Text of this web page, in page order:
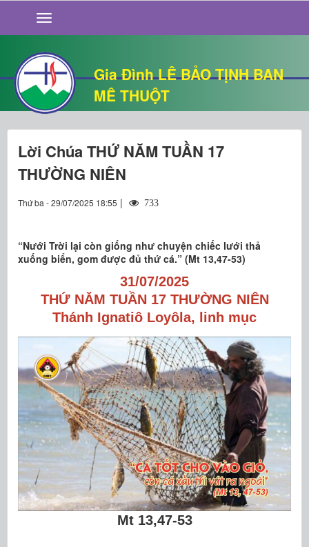
Gia Đình LÊ BẢO TỊNH BAN
MÊ THUỘT
GIỚI THIỆU
TIN TỨC
SỐNG ĐẠO
CHUYỆN NHÀ
QUÁN VĂN
THƯ GIÃN
Lời Chúa THỨ NĂM TUẦN 17
THƯỜNG NIÊN
Thứ ba - 29/07/2025 18:55 | 733
“Nưới Trời lại còn giống như chuyện chiếc lưới thả
xuống biển, gom được đủ thứ cá.” (Mt 13,47-53)
31/07/2025
THỨ NĂM TUẦN 17 THƯỜNG NIÊN
Thánh Ignatiô Loyôla, linh mục
Mt 13,47-53